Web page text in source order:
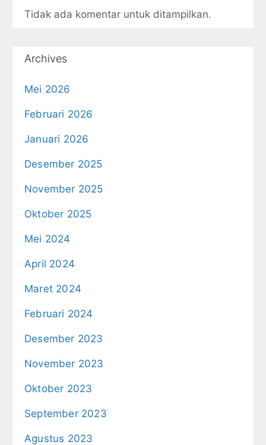
Tidak ada komentar untuk ditampilkan.
Archives
Mei 2026
Februari 2026
Januari 2026
Desember 2025
November 2025
Oktober 2025
Mei 2024
April 2024
Maret 2024
Februari 2024
Desember 2023
November 2023
Oktober 2023
September 2023
Agustus 2023